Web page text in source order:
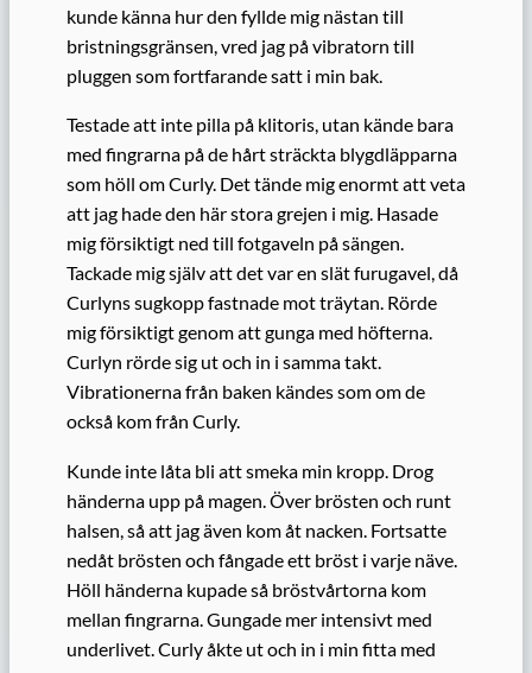
kunde känna hur den fyllde mig nästan till
bristningsgränsen, vred jag på vibratorn till
pluggen som fortfarande satt i min bak.
Testade att inte pilla på klitoris, utan kände bara
med fingrarna på de hårt sträckta blygdläpparna
som höll om Curly. Det tände mig enormt att veta
att jag hade den här stora grejen i mig. Hasade
mig försiktigt ned till fotgaveln på sängen.
Tackade mig själv att det var en slät furugavel, då
Curlyns sugkopp fastnade mot träytan. Rörde
mig försiktigt genom att gunga med höfterna.
Curlyn rörde sig ut och in i samma takt.
Vibrationerna från baken kändes som om de
också kom från Curly.
Kunde inte låta bli att smeka min kropp. Drog
händerna upp på magen. Över brösten och runt
halsen, så att jag även kom åt nacken. Fortsatte
nedåt brösten och fångade ett bröst i varje näve.
Höll händerna kupade så bröstvårtorna kom
mellan fingrarna. Gungade mer intensivt med
underlivet. Curly åkte ut och in i min fitta med